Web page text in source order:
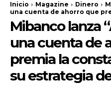
Inicio Magazine Dinero
una cuenta de ahorro que
Mibanco lanza
una cuenta de
premia la
su estrategia